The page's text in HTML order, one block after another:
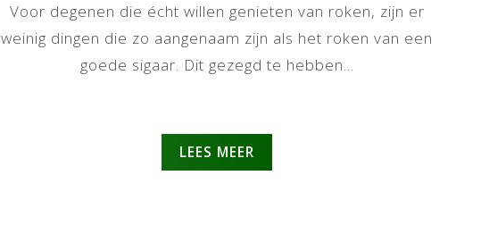
Voor degenen die écht willen genieten van roken, zijn er
weinig dingen die zo aangenaam zijn als het roken van een
goede sigaar. Dit gezegd te hebben...
LEES MEER